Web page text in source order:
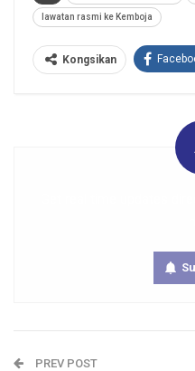
lawatan rasmi ke Kemboja
Kongsikan
PREV POST